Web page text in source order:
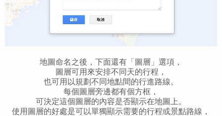
地圖命名之後，下面還有「圖層」選項，
圖層可用來安排不同天的行程，
也可用以規劃不同地點間的行進路線。
每個圖層旁邊都有個方框，
可決定這個圖層的內容是否顯示在地圖上。
使用圖層的好處是可以單獨顯示需要的行程或景點路線，